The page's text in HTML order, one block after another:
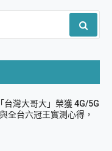
台灣大哥大」榮獲 4G/5G
全台六冠王實測心得，